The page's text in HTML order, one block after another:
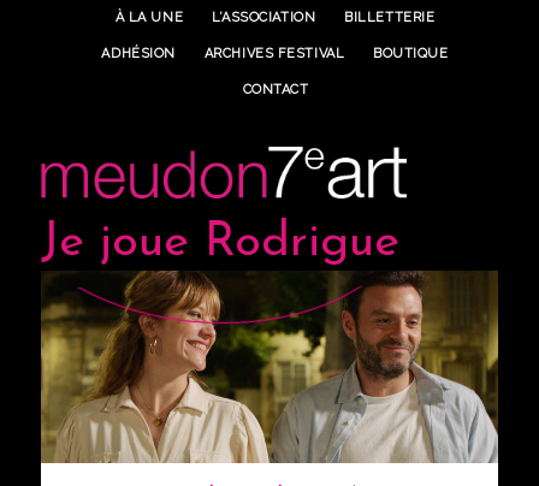
À LA UNE L’ASSOCIATION BILLETTERIE
ADHÉSION ARCHIVES FESTIVAL BOUTIQUE
CONTACT
Je joue Rodrigue